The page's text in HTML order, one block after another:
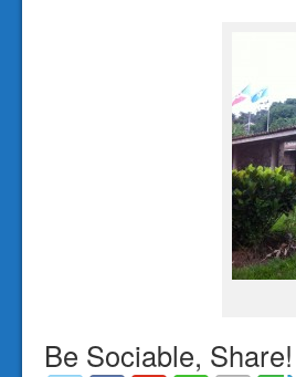
Be Sociable, Share!